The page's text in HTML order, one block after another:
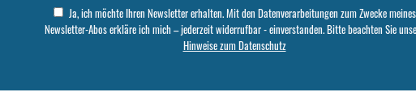
Ja, ich möchte Ihren Newsletter erhalten. Mit den Datenverarbeitungen zum Zwecke meines
Newsletter-Abos erkläre ich mich – jederzeit widerrufbar - einverstanden. Bitte beachten Sie
Hinweise zum Datenschutz